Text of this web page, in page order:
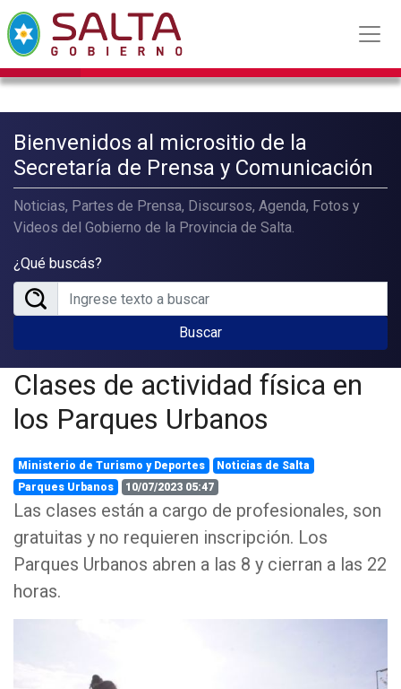
Bienvenidos al micrositio de la
Secretaría de Prensa y Comunicación
Noticias, Partes de Prensa, Discursos, Agenda, Fotos y
Videos del Gobierno de la Provincia de Salta.
¿Qué buscás?
Buscar
Clases de actividad física en
los Parques Urbanos
Ministerio de Turismo y Deportes
Noticias de Salta
Parques Urbanos
10/07/2023 05:47
Las clases están a cargo de profesionales, son
gratuitas y no requieren inscripción. Los
Parques Urbanos abren a las 8 y cierran a las 22
horas.